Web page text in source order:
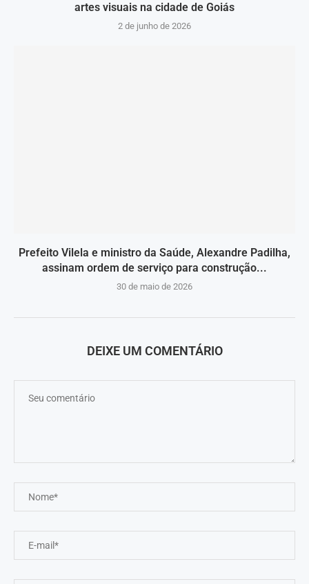
artes visuais na cidade de Goiás
2 de junho de 2026
Prefeito Vilela e ministro da Saúde, Alexandre Padilha,
assinam ordem de serviço para construção...
30 de maio de 2026
DEIXE UM COMENTÁRIO